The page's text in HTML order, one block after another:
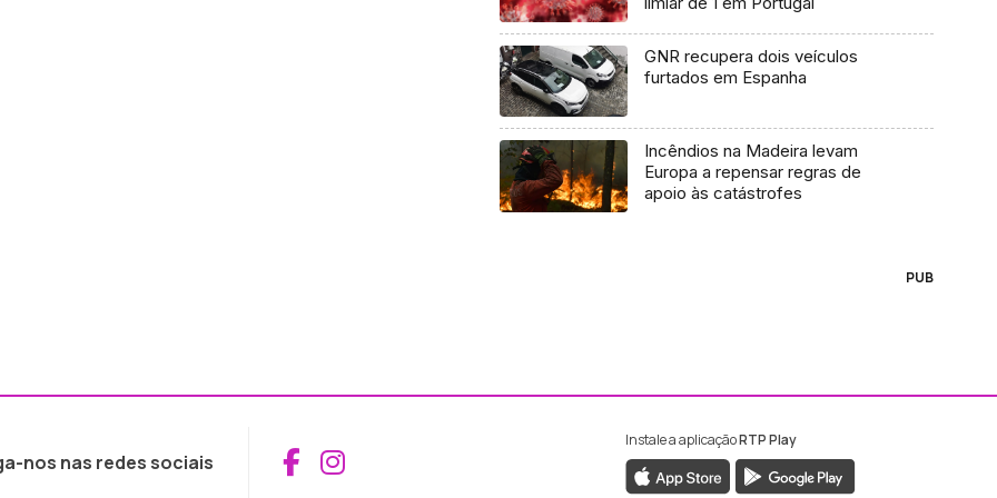
GNR recupera dois veículos
furtados em Espanha
Incêndios na Madeira levam
Europa a repensar regras de
apoio às catástrofes
PUB
nos nas redes sociais Aceder ao Facebook da RTP Madeira
Aceder ao Instagram da RTP Madeira
Instale a aplicaçãoRTP Play